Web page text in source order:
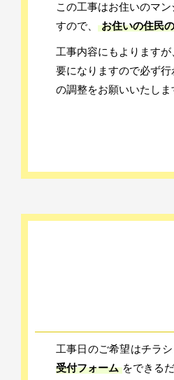
この工事はお住いのマ
すので、
お住いの住民
工事内容にもよります
要になりますので必ず
の調整をお願いいたしま
工事日のご希望はチラ
受付フォーム をできる